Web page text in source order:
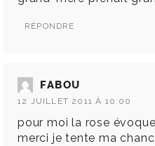
RÉPONDRE
FABOU
12 JUILLET 2011 À 10:00
pour moi la rose
merci je tente ma